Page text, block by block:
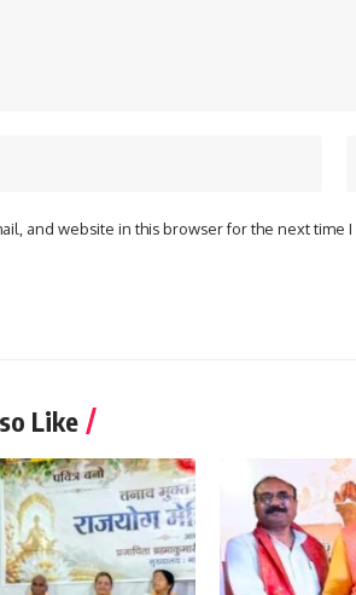
and website in this browser for the next time
Like